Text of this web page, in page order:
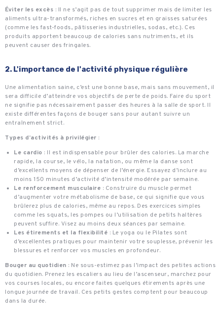
Éviter les excès : Il ne s’agit pas de tout supprimer mais de limiter les
aliments ultra-transformés, riches en sucres et en graisses saturées
(comme les fast-foods, pâtisseries industrielles, sodas, etc.). Ces
produits apportent beaucoup de calories sans nutriments, et ils
peuvent causer des fringales.
2. L'importance de l'activité physique régulière
Une alimentation saine, c’est une bonne base, mais sans mouvement, il
sera difficile d’atteindre vos objectifs de perte de poids. Faire du sport
ne signifie pas nécessairement passer des heures à la salle de sport. Il
existe différentes façons de bouger sans pour autant suivre un
entraînement strict.
Types d’activités à privilégier :
Le cardio : Il est indispensable pour brûler des calories. La marche
rapide, la course, le vélo, la natation, ou même la danse sont
d’excellents moyens de dépenser de l’énergie. Essayez d’inclure au
moins 150 minutes d’activité d’intensité modérée par semaine.
Le renforcement musculaire : Construire du muscle permet
d’augmenter votre métabolisme de base, ce qui signifie que vous
brûlerez plus de calories, même au repos. Des exercices simples
comme les squats, les pompes ou l’utilisation de petits haltères
peuvent suffire. Visez au moins deux séances par semaine.
Les étirements et la flexibilité : Le yoga ou le Pilates sont
d’excellentes pratiques pour maintenir votre souplesse, prévenir les
blessures et renforcer vos muscles en profondeur.
Bouger au quotidien : Ne sous-estimez pas l’impact des petites actions
du quotidien. Prenez les escaliers au lieu de l’ascenseur, marchez pour
vos courses locales, ou encore faites quelques étirements après une
longue journée de travail. Ces petits gestes comptent pour beaucoup
dans la durée.